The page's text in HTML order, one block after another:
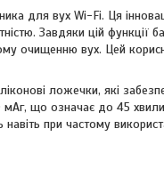
для вух Wi-Fi. Ця
Завдяки цій функції
очищенню вух. Цей
ложечки, які
мАг, що означає до 45
при частому